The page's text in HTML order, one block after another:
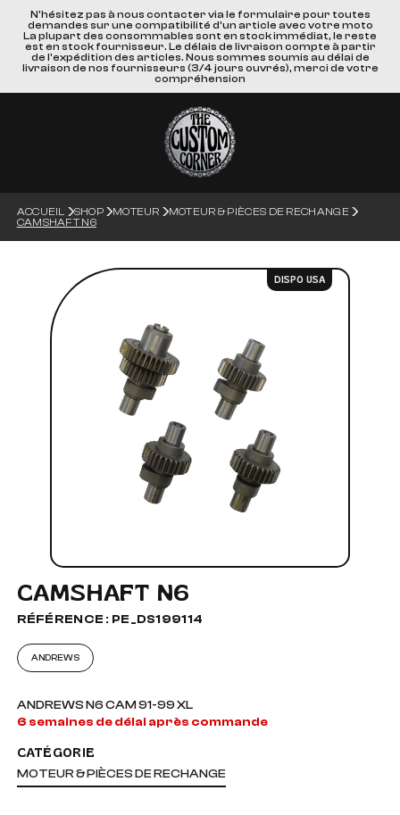
N'hésitez pas à nous contacter via le formulaire pour toutes
demandes sur une compatibilité d'un article avec votre moto
La plupart des consommables sont en stock immédiat, le reste
est en stock fournisseur. Le délais de livraison compte à partir
de l'expédition des articles. Nous sommes soumis au délai de
livraison de nos fournisseurs (3/4 jours ouvrés), merci de votre
compréhension
ACCUEIL SHOP MOTEUR
MOTEUR & PIÈCES DE RECHANGE
CAMSHAFT N6
DISPO USA
CAMSHAFT N6
RÉFÉRENCE : PE_DS199114
ANDREWS
ANDREWS N6 CAM 91-99 XL
6 semaines de délai après commande
CATÉGORIE
MOTEUR & PIÈCES DE RECHANGE